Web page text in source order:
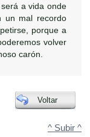
a vida onde
un mal recordo
porque a
volver
carón.
Voltar
^ Subir ^